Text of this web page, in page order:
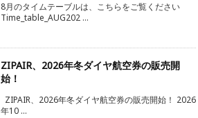
8月のタイムテーブルは、こちらをご覧ください
Time_table_AUG202 ...
ZIPAIR、2026年冬ダイヤ航空券の販売開
始！
ZIPAIR、2026年冬ダイヤ航空券の販売開始！ 2026
年10 ...